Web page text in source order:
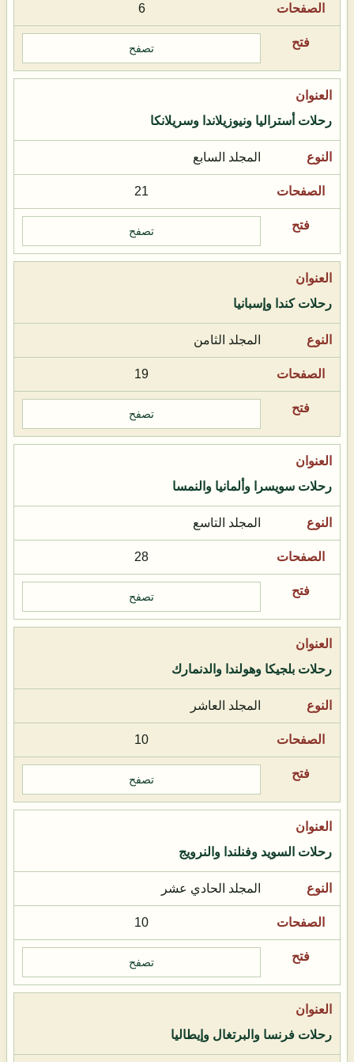
6
تصفح
رحلات أستراليا ونيوزيلاندا وسريلانكا
المجلد السابع
21
تصفح
رحلات كندا وإسبانيا
المجلد الثامن
19
تصفح
رحلات سويسرا وألمانيا والنمسا
المجلد التاسع
28
تصفح
رحلات بلجيكا وهولندا والدنمارك
المجلد العاشر
10
تصفح
رحلات السويد وفنلندا والنرويج
المجلد الحادي عشر
10
تصفح
رحلات فرنسا والبرتغال وإيطاليا